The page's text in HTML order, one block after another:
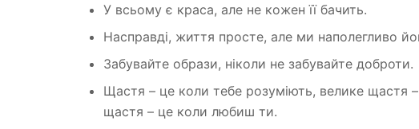
У всьому є краса, але не кожен її бачить.
Насправді, життя просте, але ми наполегливо
Забувайте образи, ніколи не забувайте доброти.
Щастя – це коли тебе розуміють, велике щастя
щастя – це коли любиш ти.